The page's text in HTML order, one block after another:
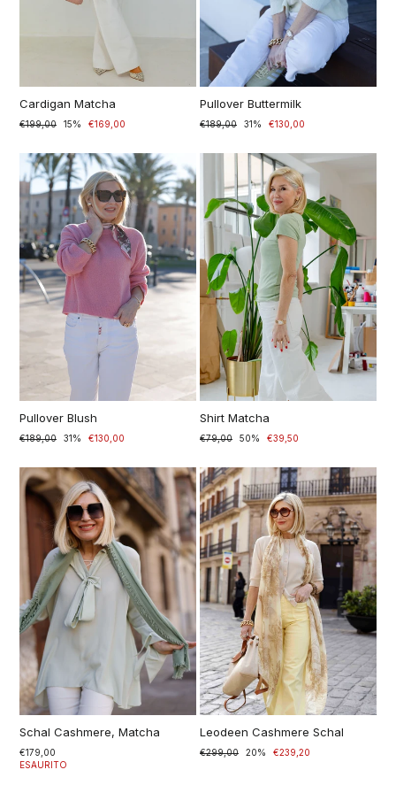
Cardigan Matcha
Prezzo
€199,00
Prezzo
15% €169,00
Pullover Buttermilk
Prezzo
€189,00
Prezzo
31% €130,00
Pullover Blush
Prezzo
€189,00
Prezzo
31% €130,00
Shirt Matcha
Prezzo
€79,00
Prezzo
50% €39,50
Schal Cashmere, Matcha
€179,00
ESAURITO
Leodeen Cashmere Schal
Prezzo
€299,00
Prezzo
20% €239,20